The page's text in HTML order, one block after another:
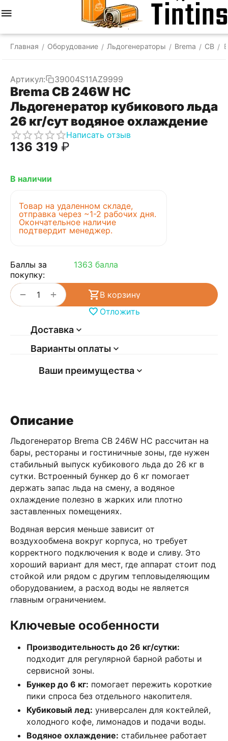
Главная / Оборудование / Льдогенераторы / Brema / CB /
Артикул: 39004S11AZ9999
Brema CB 246W HC
Льдогенератор кубикового льда
26 кг/сут водяное охлаждение
Написать отзыв
136 319 ₽
В наличии
Товар на удаленном складе,
отправка через ~1-2 рабочих дня.
Окончательное наличие
подтвердит менеджер.
Баллы за
покупку:
1363 балла
+
−
В корзину
Отложить
Доставка
Варианты оплаты
Ваши преимущества
Описание
Льдогенератор Brema CB 246W HC рассчитан на
бары, рестораны и гостиничные зоны, где нужен
стабильный выпуск кубикового льда до 26 кг в
сутки. Встроенный бункер до 6 кг помогает
держать запас льда на смену, а водяное
охлаждение полезно в жарких или плотно
заставленных помещениях.
Водяная версия меньше зависит от
воздухообмена вокруг корпуса, но требует
корректного подключения к воде и сливу. Это
хороший вариант для мест, где аппарат стоит под
стойкой или рядом с другим тепловыделяющим
оборудованием, а расход воды не является
главным ограничением.
Ключевые особенности
Производительность до 26 кг/сутки:
подходит для регулярной барной работы и
сервисной зоны.
Бункер до 6 кг: помогает пережить короткие
пики спроса без отдельного накопителя.
Кубиковый лед: универсален для коктейлей,
холодного кофе, лимонадов и подачи воды.
Водяное охлаждение: стабильнее работает
Корзина Отложенные
товары
Аккаунт